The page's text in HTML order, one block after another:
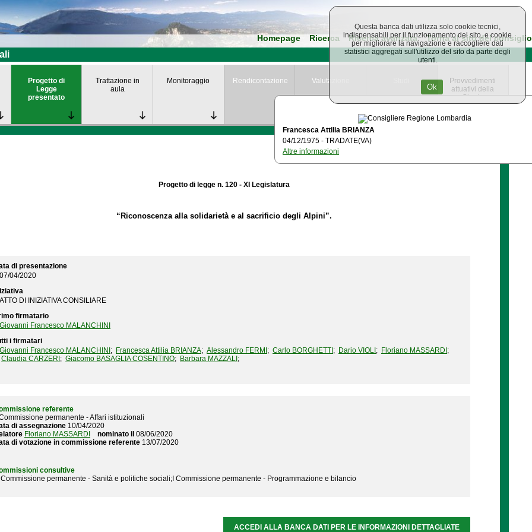
Homepage Ricerca Ricerca avanzata Torna al sito del consiglio
Progetto di
Legge
presentato
Trattazione in
aula
Monitoraggio Rendicontazione Valutazione
Provvedimenti
attuativi della
Giunta
Regionale
Progetto di legge n. 120 - XI Legislatura
“Riconoscenza alla solidarietà e al sacrificio degli Alpini”.
di presentazione
07/04/2020
ATTO DI INIZIATIVA CONSILIARE
firmatario
Giovanni Francesco MALANCHINI
i firmatari
Giovanni Francesco MALANCHINI ; Francesca Attilia BRIANZA; Alessandro FERMI ; Carlo BORGHETTI ; Dario VIOLI ; Floriano MASSARDI ;
Claudia CARZERI ; Giacomo BASAGLIA COSENTINO; Barbara MAZZALI ;
Francesca Attilia BRIANZA
04/12/1975 - TRADATE(VA)
Altre informazioni
referente
Commissione permanente - Affari istituzionali
di assegnazione 10/04/2020
Floriano MASSARDI nominato il 08/06/2020
di votazione in commissione referente 13/07/2020
consultive
Commissione permanente - Sanità e politiche sociali;I Commissione permanente - Programmazione e bilancio
ACCEDI ALLA BANCA DATI PER LE INFORMAZIONI DETTAGLIATE
Questa banca dati utilizza solo cookie tecnici,
indispensabili per il funzionamento del sito, e cookie
per migliorare la navigazione e raccogliere dati
statistici aggregati sull'utilizzo del sito da parte degli
utenti.
Ok